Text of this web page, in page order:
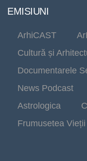
EMISIUNI
ArhiCAST
Cultură și
Documentarele
News Podcast
Astrologica
Frumusetea Vieții